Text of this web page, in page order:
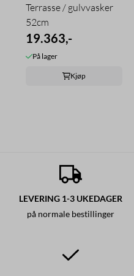
Terrasse / gulvvasker
52cm
19.363,-
På lager
Kjøp
LEVERING 1-3 UKEDAGER
på normale bestillinger